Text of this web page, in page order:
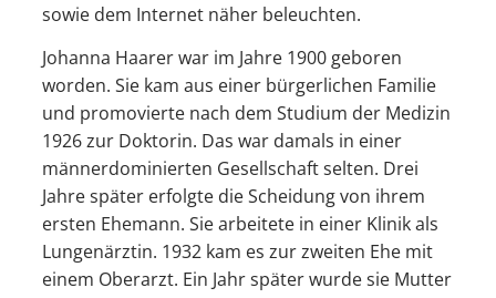
sowie dem Internet näher beleuchten.
Johanna Haarer war im Jahre 1900 geboren
worden. Sie kam aus einer bürgerlichen Familie
und promovierte nach dem Studium der Medizin
1926 zur Doktorin. Das war damals in einer
männerdominierten Gesellschaft selten. Drei
Jahre später erfolgte die Scheidung von ihrem
ersten Ehemann. Sie arbeitete in einer Klinik als
Lungenärztin. 1932 kam es zur zweiten Ehe mit
einem Oberarzt. Ein Jahr später wurde sie Mutter